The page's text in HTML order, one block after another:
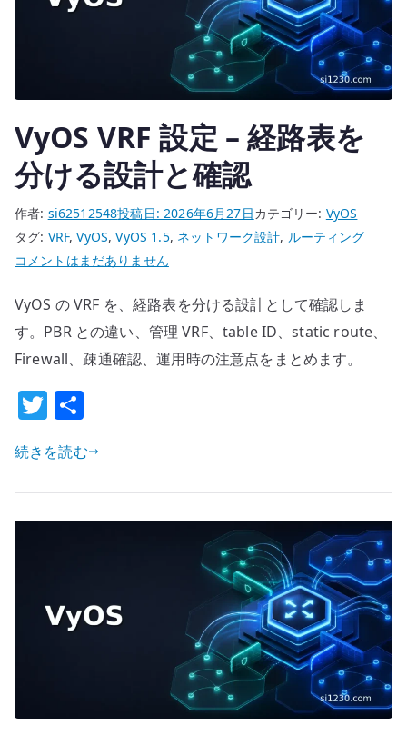
を
け
る
へ
の
VyOS VRF 設定 – 経路表を
分ける設計と確認
作者: si62512548投稿日:2026年6月27日カテゴリー: VyOS
タグ: VRF,VyOS,VyOS 1.5, ネットワーク設計, ルーティング
VyOS
設
定
–
路
表
を
け
る
コメントはまだありません
VyOS の VRF を、経路表を分ける設計として確認しま
す。PBR との違い、管理 VRF、table ID、static route、
Firewall、疎通確認、運用時の注意点をまとめます。
T
w
it
te
r
続きを読む